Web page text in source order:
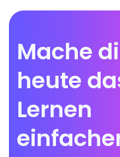
Mache
heute
Lernen